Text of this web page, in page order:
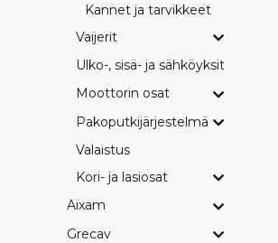
Kannet ja tarvikkeet
Vaijerit
Ulko-, sisä- ja sähköyksityiskohdat
Moottorin osat
Pakoputkijärjestelmä
Valaistus
Kori- ja lasiosat
Aixam
Grecav